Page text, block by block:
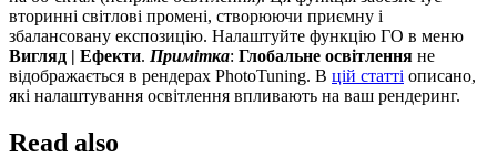
вторинні світлові промені, створюючи приємну і
збалансовану експозицію. Налаштуйте функцію ГО в меню
Вигляд | Ефекти. Примітка: Глобальне освітлення не
відображається в рендерах PhotoTuning. В цій статті описано,
які налаштування освітлення впливають на ваш рендеринг.
Read also